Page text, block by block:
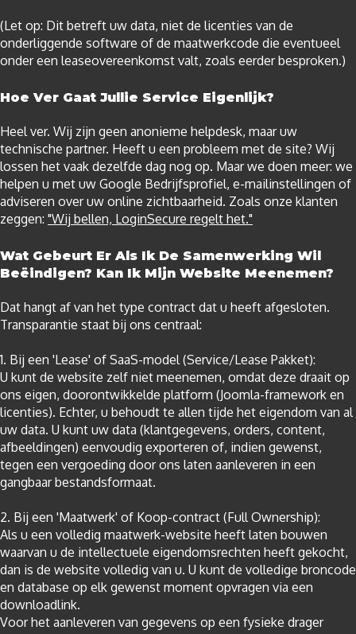
(Let op: Dit betreft uw data, niet de licenties van de
onderliggende software of de maatwerkcode die eventueel
onder een leaseovereenkomst valt, zoals eerder besproken.)
Hoe Ver Gaat Jullie Service Eigenlijk?
Heel ver. Wij zijn geen anonieme helpdesk, maar uw
technische partner. Heeft u een probleem met de site? Wij
lossen het vaak dezelfde dag nog op. Maar we doen meer: we
helpen u met uw Google Bedrijfsprofiel, e-mailinstellingen of
adviseren over uw online zichtbaarheid. Zoals onze klanten
zeggen: "Wij bellen, LoginSecure regelt het."
Wat Gebeurt Er Als Ik De Samenwerking Wil
Beëindigen? Kan Ik Mijn Website Meenemen?
Dat hangt af van het type contract dat u heeft afgesloten.
Transparantie staat bij ons centraal:
1. Bij een 'Lease' of SaaS-model (Service/Lease Pakket):
U kunt de website zelf niet meenemen, omdat deze draait op
ons eigen, doorontwikkelde platform (Joomla-framework en
licenties). Echter, u behoudt te allen tijde het eigendom van al
uw data. U kunt uw data (klantgegevens, orders, content,
afbeeldingen) eenvoudig exporteren of, indien gewenst,
tegen een vergoeding door ons laten aanleveren in een
gangbaar bestandsformaat.
2. Bij een 'Maatwerk' of Koop-contract (Full Ownership):
Als u een volledig maatwerk-website heeft laten bouwen
waarvan u de intellectuele eigendomsrechten heeft gekocht,
dan is de website volledig van u. U kunt de volledige broncode
en database op elk gewenst moment opvragen via een
downloadlink.
Voor het aanleveren van gegevens op een fysieke drager